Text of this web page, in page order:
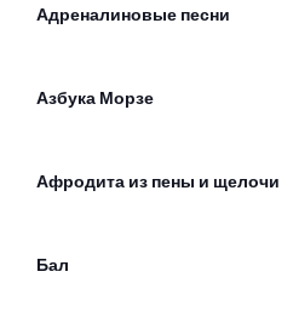
Адреналиновые песни
Азбука Морзе
Афродита из пены и щелочи
Бал